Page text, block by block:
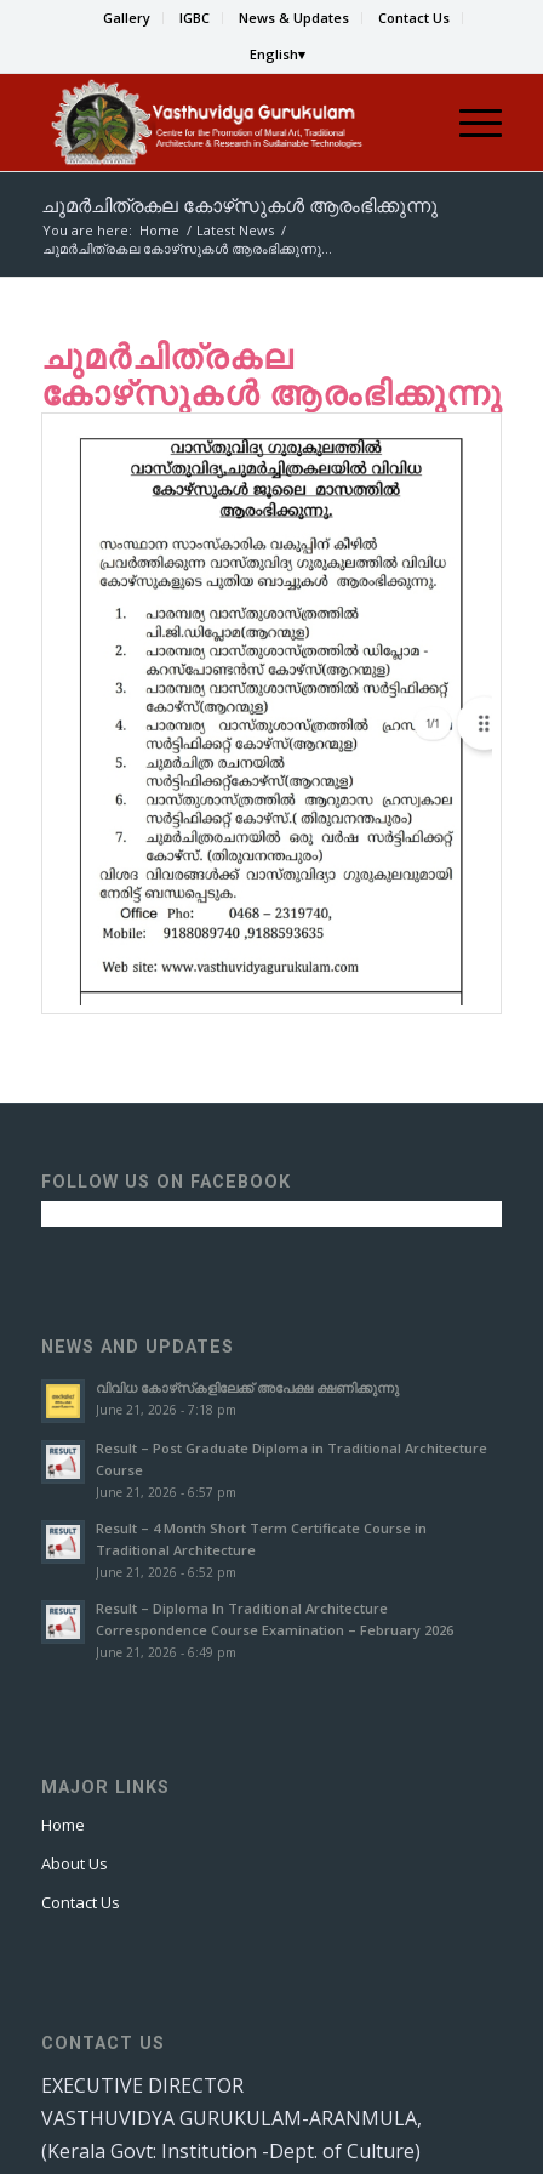
Gallery IGBC News & Updates
Contact Us
English
ചുമര്‍ചിത്രകല കോഴ്‌സുകള്‍ ആരംഭിക്കുന്നു
You are here: Home / Latest News /
ചുമര്‍ചിത്രകല കോഴ്‌സുകള്‍ ആരംഭിക്കുന്നു...
ചുമര്‍ചിത്രകല
കോഴ്‌സുകള്‍ ആരംഭിക്കുന്നു
FOLLOW US ON FACEBOOK
NEWS AND UPDATES
വിവിധ കോഴ്‌സ്‌കളിലേക്ക് അപേക്ഷ ക്ഷണിക്കുന്നു
June 21, 2026 - 7:18 pm
Result – Post Graduate Diploma in Traditional Architecture
Course
June 21, 2026 - 6:57 pm
Result – 4 Month Short Term Certificate Course in
Traditional Architecture
June 21, 2026 - 6:52 pm
Result – Diploma In Traditional Architecture
Correspondence Course Examination – February 2026
June 21, 2026 - 6:49 pm
MAJOR LINKS
Home
About Us
Contact Us
CONTACT US
EXECUTIVE DIRECTOR
VASTHUVIDYA GURUKULAM-ARANMULA,
(Kerala Govt: Institution -Dept. of Culture)